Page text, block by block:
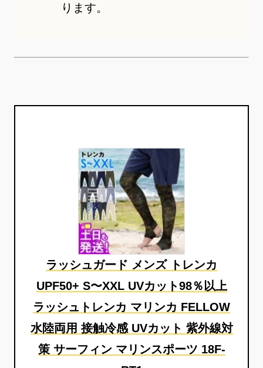
ります。
ラッシュガード メンズ トレンカ
UPF50+ S〜XXL UVカット98％以上
ラッシュトレンカ マリンカ FELLOW
水陸両用 接触冷感 UVカット 紫外線対
策 サーフィン マリンスポーツ 18F-